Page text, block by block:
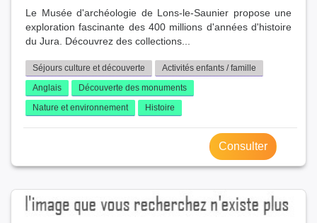
Le Musée d'archéologie de Lons-le-Saunier propose une
exploration fascinante des 400 millions d'années d'histoire
du Jura. Découvrez des collections...
Séjours culture et découverte
Activités enfants / famille
Anglais
Découverte des monuments
Nature et environnement
Histoire
Consulter